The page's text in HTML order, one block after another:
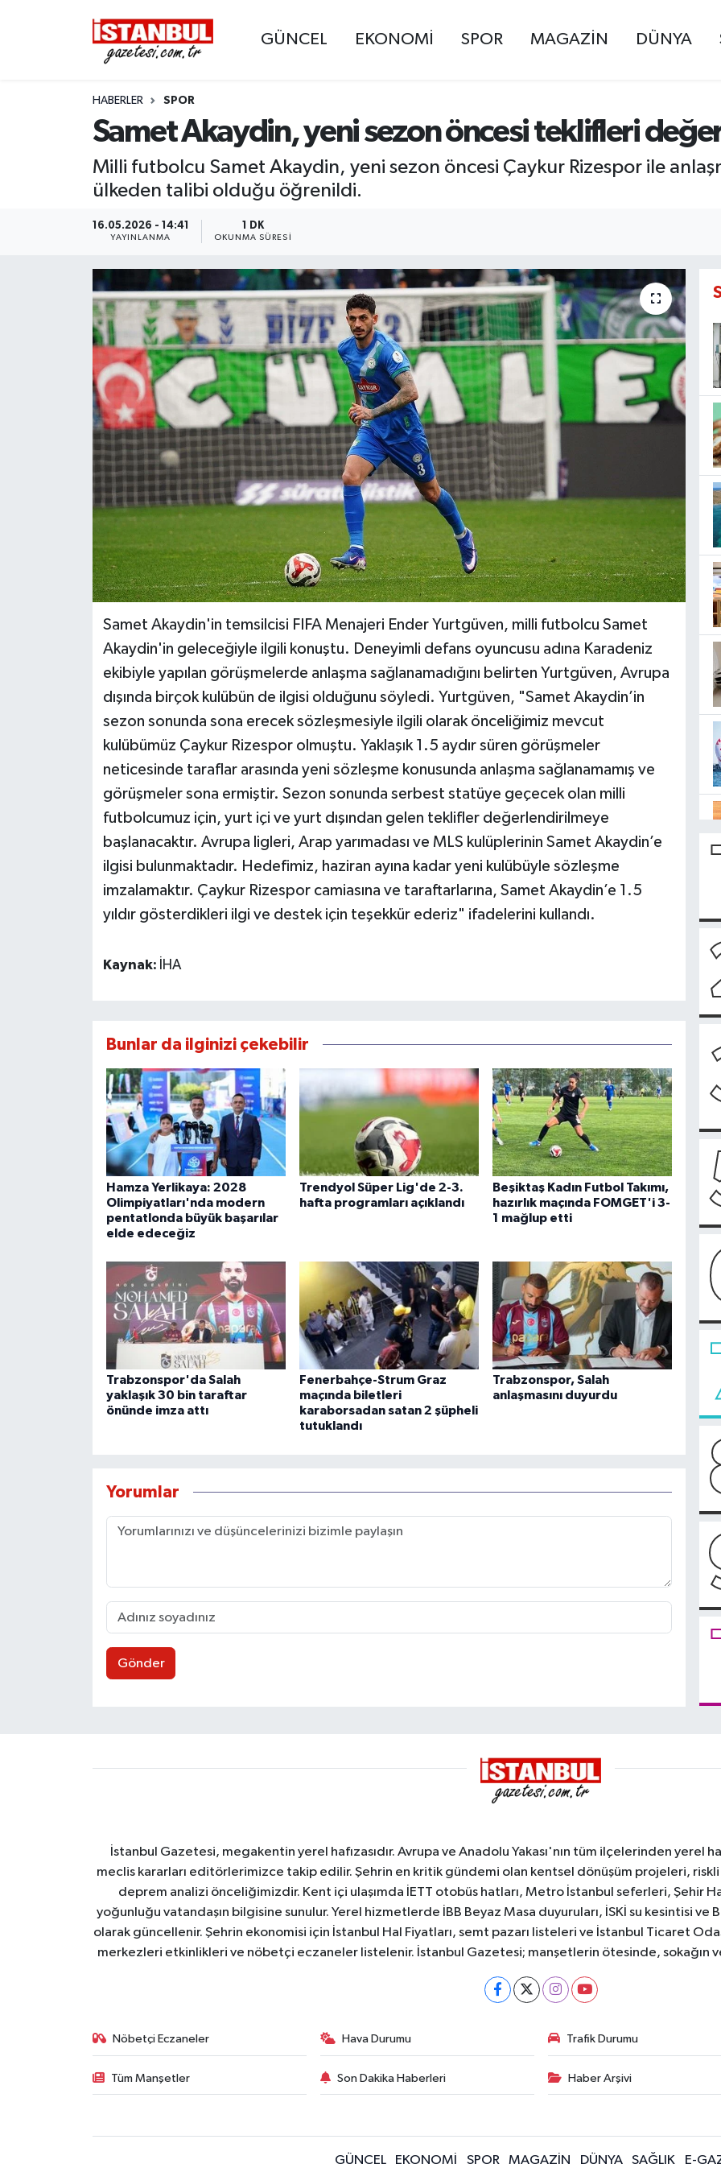
GÜNCEL EKONOMİ SPOR MAGAZİN DÜNYA
HABERLER SPOR
Samet Akaydin, yeni sezon öncesi teklifleri
Milli futbolcu Samet Akaydin, yeni sezon öncesi Çaykur Rizespor ile
ülkeden talibi olduğu öğrenildi.
16.05.2026 - 14:41
YAYINLANMA
1 DK
OKUNMA SÜRESI
Samet Akaydin'in temsilcisi FIFA Menajeri Ender Yurtgüven, milli futbolcu Samet
Akaydin'in geleceğiyle ilgili konuştu. Deneyimli defans oyuncusu adına Karadeniz
ekibiyle yapılan görüşmelerde anlaşma sağlanamadığını belirten Yurtgüven, Avrupa
dışında birçok kulübün de ilgisi olduğunu söyledi. Yurtgüven, "Samet Akaydin’in
sezon sonunda sona erecek sözleşmesiyle ilgili olarak önceliğimiz mevcut
kulübümüz Çaykur Rizespor olmuştu. Yaklaşık 1.5 aydır süren görüşmeler
neticesinde taraflar arasında yeni sözleşme konusunda anlaşma sağlanamamış ve
görüşmeler sona ermiştir. Sezon sonunda serbest statüye geçecek olan milli
futbolcumuz için, yurt içi ve yurt dışından gelen teklifler değerlendirilmeye
başlanacaktır. Avrupa ligleri, Arap yarımadası ve MLS kulüplerinin Samet Akaydin’e
ilgisi bulunmaktadır. Hedefimiz, haziran ayına kadar yeni kulübüyle sözleşme
imzalamaktır. Çaykur Rizespor camiasına ve taraftarlarına, Samet Akaydin’e 1.5
yıldır gösterdikleri ilgi ve destek için teşekkür ederiz" ifadelerini kullandı.
Kaynak: İHA
Bunlar da ilginizi çekebilir
Hamza Yerlikaya: 2028
Olimpiyatları'nda modern
pentatlonda büyük başarılar
elde edeceğiz
Trendyol Süper Lig'de 2-3.
hafta programları açıklandı
Beşiktaş Kadın Futbol Takımı,
hazırlık maçında FOMGET'i 3-
1 mağlup etti
Trabzonspor'da Salah
yaklaşık 30 bin taraftar
önünde imza attı
Fenerbahçe-Strum Graz
maçında biletleri
karaborsadan satan 2 şüpheli
tutuklandı
Trabzonspor, Salah
anlaşmasını duyurdu
Yorumlar
Gönder
İstanbul Gazetesi, megakentin yerel hafızasıdır. Avrupa ve Anadolu Yakası'nın tüm ilçelerinden yerel
meclis kararları editörlerimizce takip edilir. Şehrin en kritik gündemi olan kentsel dönüşüm projeleri, riskli
deprem analizi önceliğimizdir. Kent içi ulaşımda İETT otobüs hatları, Metro İstanbul seferleri, Şehir
yoğunluğu vatandaşın bilgisine sunulur. Yerel hizmetlerde İBB Beyaz Masa duyuruları, İSKİ su kesintisi ve
olarak güncellenir. Şehrin ekonomisi için İstanbul Hal Fiyatları, semt pazarı listeleri ve İstanbul Ticaret
merkezleri etkinlikleri ve nöbetçi eczaneler listelenir. İstanbul Gazetesi; manşetlerin ötesinde, sokağın
Nöbetçi Eczaneler Hava Durumu Trafik Durumu
Tüm Manşetler Son Dakika Haberleri Haber Arşivi
GÜNCEL EKONOMİ SPOR MAGAZİN DÜNYA SAĞLIK E-
EKONOMİ
İSTANBUL
MAGAZİN
KÜLTÜR SANAT
SAĞLIK
BİLİM VE TEKNOLOJİ
OTOMOBİL
KURUMSAL
Nöbetçi Eczaneler
Hava Durumu
Trafik Durumu
Süper Lig Puan Durumu ve Fikstür
Tüm Manşetler
Son Dakika Haberleri
Haber Arşivi